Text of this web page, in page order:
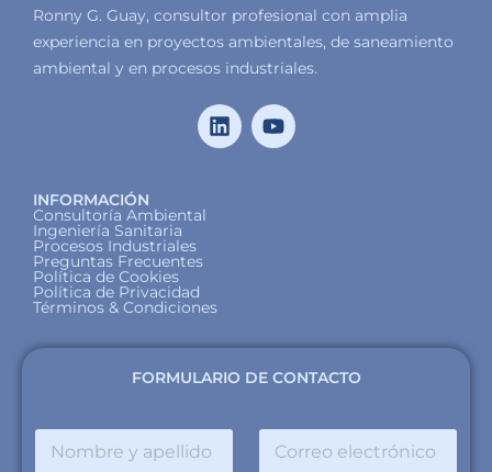
Ronny G. Guay, consultor profesional con amplia
experiencia en proyectos ambientales, de saneamiento
ambiental y en procesos industriales.
INFORMACIÓN
Consultoría Ambiental
Ingeniería Sanitaria
Procesos Industriales
Preguntas Frecuentes
Política de Cookies
Política de Privacidad
Términos & Condiciones
FORMULARIO DE CONTACTO
N
C